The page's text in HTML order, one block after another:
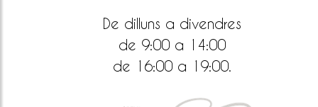
De dilluns a divendres
de 9:00 a 14:00
de 16:00 a 19:00.